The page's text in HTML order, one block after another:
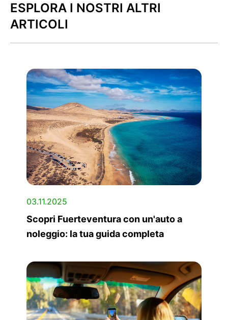
ESPLORA I NOSTRI ALTRI
ARTICOLI
03.11.2025
Scopri Fuerteventura con un'auto a
noleggio: la tua guida completa